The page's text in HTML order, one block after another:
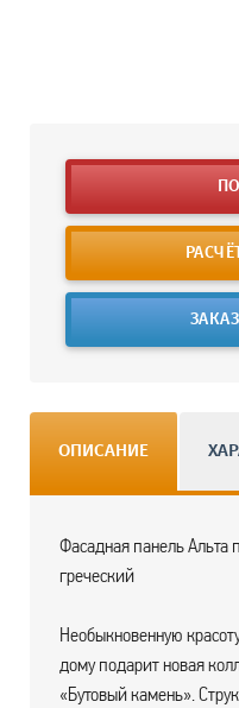
ОПИСАНИЕ
Фасадная панель Альта
греческий
Необыкновенную
дому подарит новая
«Бутовый камень».